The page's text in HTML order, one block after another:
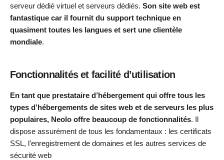
serveur dédié virtuel et serveurs dédiés. Son site web est
fantastique car il fournit du support technique en
quasiment toutes les langues et sert une clientèle
mondiale.
Fonctionnalités et facilité d’utilisation
En tant que prestataire d’hébergement qui offre tous les
types d’hébergements de sites web et de serveurs les plus
populaires, Neolo offre beaucoup de fonctionnalités. Il
dispose assurément de tous les fondamentaux : les certificats
SSL, l’enregistrement de domaines et les autres services de
sécurité web